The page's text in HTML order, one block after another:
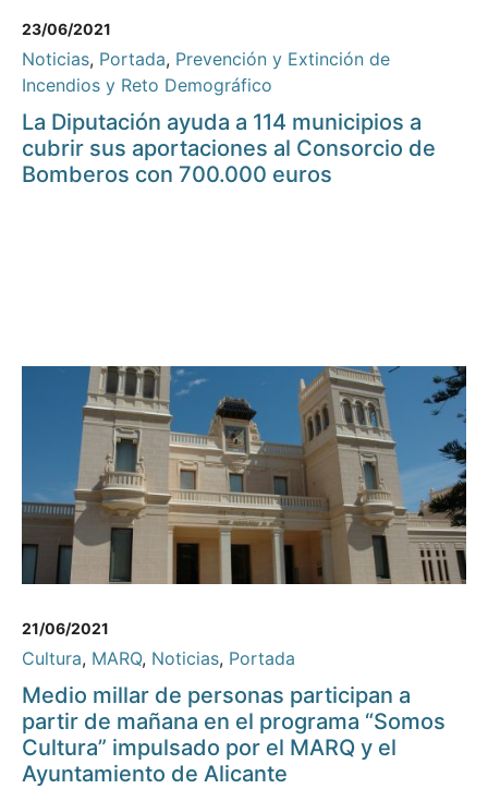
23/06/2021
Noticias, Portada, Prevención y Extinción de
Incendios y Reto Demográfico
La Diputación ayuda a 114 municipios a
cubrir sus aportaciones al Consorcio de
Bomberos con 700.000 euros
21/06/2021
Cultura, MARQ, Noticias, Portada
Medio millar de personas participan a
partir de mañana en el programa “Somos
Cultura” impulsado por el MARQ y el
Ayuntamiento de Alicante